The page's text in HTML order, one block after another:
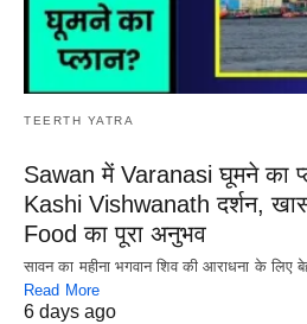
TEERTH YATRA
Sawan में Varanasi घूमने का
Kashi Vishwanath दर्शन,
Food का पूरा अनुभव
सावन का महीना भगवान शिव की आराधना के लिए
Read More
6 days ago